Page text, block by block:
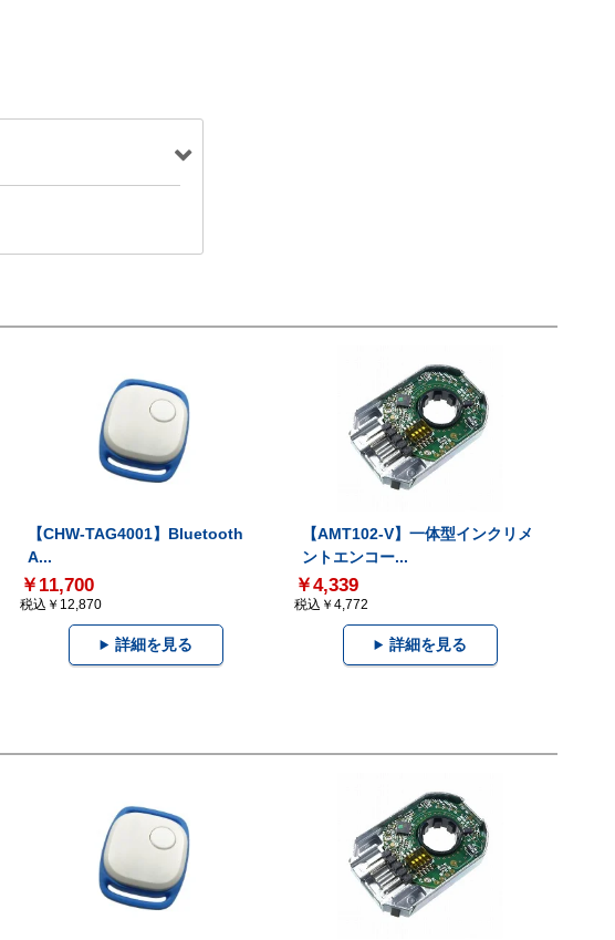
【CHW-TAG4001】Bluetooth
A...
￥11,700
税込￥12,870
詳細を見る
【AMT102-V】一体型インクリメ
ントエンコー...
￥4,339
税込￥4,772
詳細を見る